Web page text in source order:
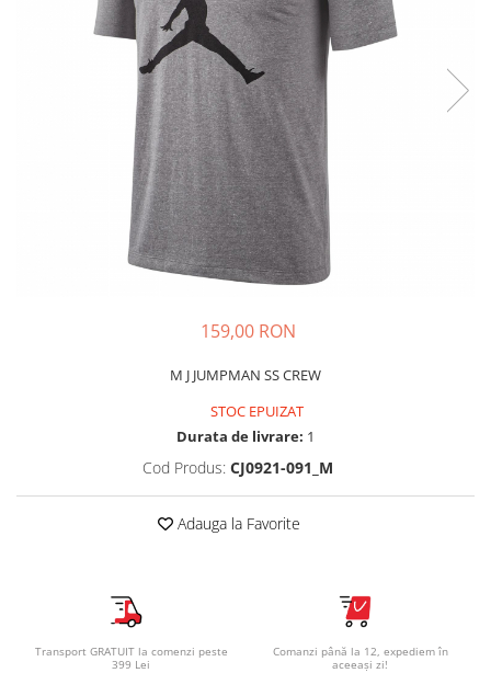
Tricouri copii
Pantaloni lungi copii
Geci si veste copii
Pantaloni scurti Copii
Ingrijire incaltaminte
159,00 RON
M J JUMPMAN SS CREW
STOC EPUIZAT
Durata de livrare: 1
Cod Produs: CJ0921-091_M
Adauga la Favorite
Transport GRATUIT la comenzi peste
399 Lei
Comanzi până la 12, expediem în
aceeași zi!